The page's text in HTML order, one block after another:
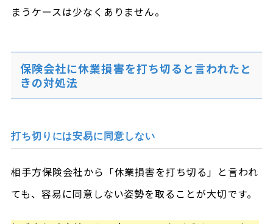
まうケースは少なくありません。
保険会社に休業損害を打ち切ると言われたと
きの対処法
打ち切りには安易に同意しない
相手方保険会社から「休業損害を打ち切る」と言われ
ても、容易に同意しない姿勢を取ることが大切です。